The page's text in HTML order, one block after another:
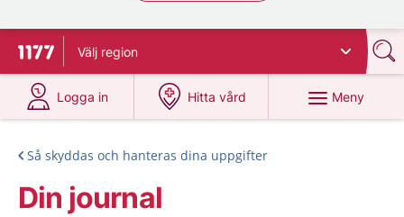
Till startsidan för 1177
Välj region
Logga in
på 1177.se
Hitta vård
på 1177.se
Meny
Så skyddas och hanteras dina uppgifter
Din journal